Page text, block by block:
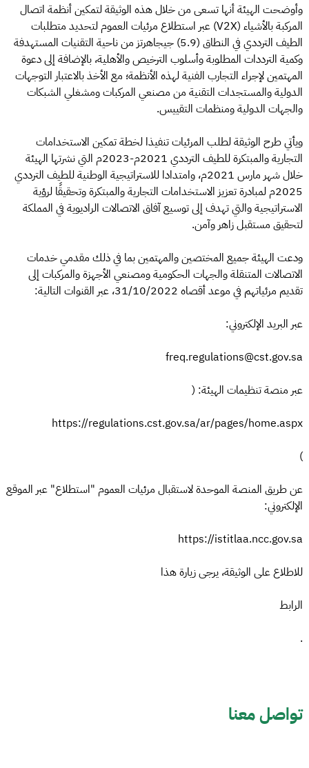
وأوضحت الهيئة أنها تسعى من خلال هذه الوثيقة لتمكين أنظمة اتصال
المركبة بالأشياء (V2X) عبر استطلاع مرئيات العموم لتحديد متطلبات
الطيف الترددي في النطاق (5.9) جيجاهرتز من ناحية التقنيات المستهدفة
وكمية الترددات المطلوبة وأسلوب الترخيص والأهلية، بالإضافة إلى دعوة
المهتمين لإجراء التجارب الفنية لهذه الأنظمة؛ مع الأخذ بالاعتبار التوجهات
الدولية والمستجدات التقنية من مصنعي المركبات ومشغلي الشبكات
والجهات الدولية ومنظمات التقييس.
ويأتي طرح الوثيقة لطلب المرئيات تنفيذا لخطة تمكين الاستخدامات
التجارية والمبتكرة للطيف الترددي 2021م-2023م التي نشرتها الهيئة
خلال شهر مارس 2021م، وامتدادا للاستراتيجية الوطنية للطيف الترددي
2025م لمبادرة تعزيز الاستخدامات التجارية والمبتكرة وتحقيقًا لرؤية
الاستراتيجية والتي تهدف إلى توسيع آفاق الاتصالات الراديوية في المملكة
لتحقيق مستقبل زاهر وآمن.
ودعت الهيئة جميع المختصين والمهتمين بما في ذلك مقدمي خدمات
الاتصالات المتنقلة والجهات الحكومية ومصنعي الأجهزة والمركبات إلى
تقديم مرئياتهم في موعد أقصاه 31/10/2022، عبر القنوات التالية:
عبر البريد الإلكتروني:
freq.regulations@cst.gov.sa
عبر منصة تنظيمات الهيئة: (
https://regulations.cst.gov.sa/ar/pages/home.aspx
)
عن طريق المنصة الموحدة لاستقبال مرئيات العموم "استطلاع" عبر الموقع
الإلكتروني:
https://istitlaa.ncc.gov.sa
للاطلاع على الوثيقة، يرجى زيارة هذا
الرابط
.
تواصل معنا